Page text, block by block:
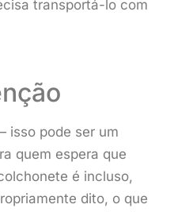
transportá-lo com
isso pode ser um
quem espera que
é incluso,
dito, o que